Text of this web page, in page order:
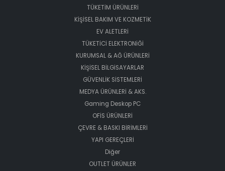
TÜKETİM ÜRÜNLERİ
KİŞİSEL BAKIM VE KOZMETİK
EV ALETLERİ
TÜKETİCİ ELEKTRONİĞİ
KURUMSAL & AĞ ÜRÜNLERİ
KİŞİSEL BİLGİSAYARLAR
GÜVENLİK SİSTEMLERİ
MEDYA ÜRÜNLERİ & AKS.
Gaming Deskop PC
OFİS ÜRÜNLERİ
ÇEVRE & BASKI BİRİMLERİ
YAPI GEREÇLERİ
Diğer
OUTLET ÜRÜNLER